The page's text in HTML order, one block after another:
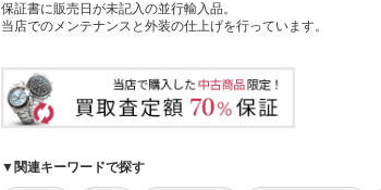
保証書に販売日が未記入の並行輸入品。
当店でのメンテナンスと外装の仕上げを行っています。
▼関連キーワードで探す